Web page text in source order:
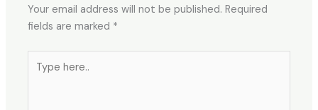
Your email address will not be published. Required
fields are marked *
here..